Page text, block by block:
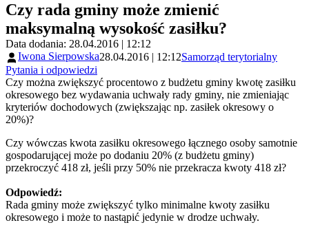
Czy rada gminy może zmienić
maksymalną wysokość zasiłku?
Data dodania: 28.04.2016 | 12:12
Iwona Sierpowska28.04.2016 | 12:12Samorząd terytorialny
Pytania i odpowiedzi
Czy można zwiększyć procentowo z budżetu gminy kwotę zasiłku
okresowego bez wydawania uchwały rady gminy, nie zmieniając
kryteriów dochodowych (zwiększając np. zasiłek okresowy o
20%)?
Czy wówczas kwota zasiłku okresowego łącznego osoby samotnie
gospodarującej może po dodaniu 20% (z budżetu gminy)
przekroczyć 418 zł, jeśli przy 50% nie przekracza kwoty 418 zł?
Odpowiedź:
Rada gminy może zwiększyć tylko minimalne kwoty zasiłku
okresowego i może to nastąpić jedynie w drodze uchwały.